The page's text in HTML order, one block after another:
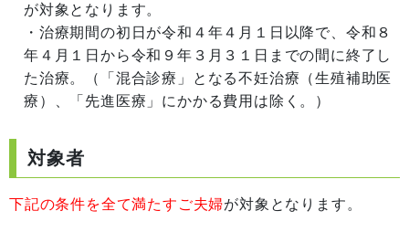
が対象となります。
・治療期間の初日が令和４年４月１日以降で、令和８
年４月１日から令和９年３月３１日までの間に終了し
た治療。（「混合診療」となる不妊治療（生殖補助医
療）、「先進医療」にかかる費用は除く。）
対象者
下記の条件を全て満たすご夫婦が対象となります。